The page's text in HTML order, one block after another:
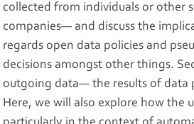
collected from individuals or other
companies— and discuss the
regards open data policies and
decisions amongst other things.
outgoing data— the results of data
Here, we will also explore how the